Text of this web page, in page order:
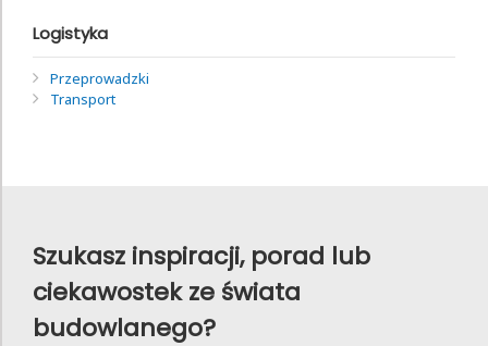
Logistyka
Przeprowadzki
Transport
Szukasz inspiracji, porad lub
ciekawostek ze świata
budowlanego?